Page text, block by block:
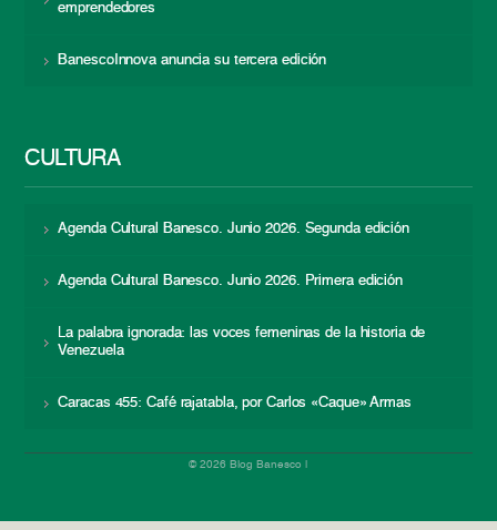
emprendedores
BanescoInnova anuncia su tercera edición
CULTURA
Agenda Cultural Banesco. Junio 2026. Segunda edición
Agenda Cultural Banesco. Junio 2026. Primera edición
La palabra ignorada: las voces femeninas de la historia de
Venezuela
Caracas 455: Café rajatabla, por Carlos «Caque» Armas
© 2026 Blog Banesco |